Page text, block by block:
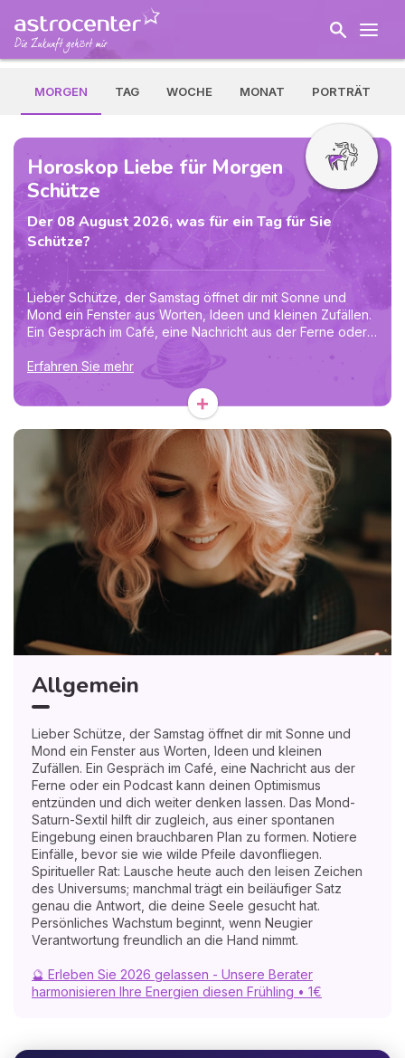
MORGEN TAG WOCHE MONAT PORTRÄT
Horoskop Liebe für Morgen
Schütze
Der 08 August 2026, was für ein Tag für Sie
Schütze?
Lieber Schütze, der Samstag öffnet dir mit Sonne und
Mond ein Fenster aus Worten, Ideen und kleinen Zufällen.
Ein Gespräch im Café, eine Nachricht aus der Ferne oder
ein Podcast kann deinen Optimismus entzünden und dich
weiter denken lassen. Das Mond-Saturn-Sextil hilft dir
zugleich, aus einer spontanen Eingebung einen
brauchbaren Plan zu formen. Notiere Einfälle, bevor sie
wie wilde Pfeile davonfliegen. Spiritueller Rat: Lausche
heute auch den leisen Zeichen des Universums; manchmal
trägt ein beiläufiger Satz genau die Antwort, die deine
Seele gesucht hat. Persönliches Wachstum beginnt, wenn
Neugier Verantwortung freundlich an die Hand nimmt.
🔮 Erleben Sie 2026 gelassen - Unsere Berater
harmonisieren Ihre Energien diesen Frühling • 1€
Erfahren Sie mehr
+
Allgemein
Lieber Schütze, der Samstag öffnet dir mit Sonne und
Mond ein Fenster aus Worten, Ideen und kleinen
Zufällen. Ein Gespräch im Café, eine Nachricht aus der
Ferne oder ein Podcast kann deinen Optimismus
entzünden und dich weiter denken lassen. Das Mond-
Saturn-Sextil hilft dir zugleich, aus einer spontanen
Eingebung einen brauchbaren Plan zu formen. Notiere
Einfälle, bevor sie wie wilde Pfeile davonfliegen.
Spiritueller Rat: Lausche heute auch den leisen Zeichen
des Universums; manchmal trägt ein beiläufiger Satz
genau die Antwort, die deine Seele gesucht hat.
Persönliches Wachstum beginnt, wenn Neugier
Verantwortung freundlich an die Hand nimmt.
🔮 Erleben Sie 2026 gelassen - Unsere Berater
harmonisieren Ihre Energien diesen Frühling • 1€